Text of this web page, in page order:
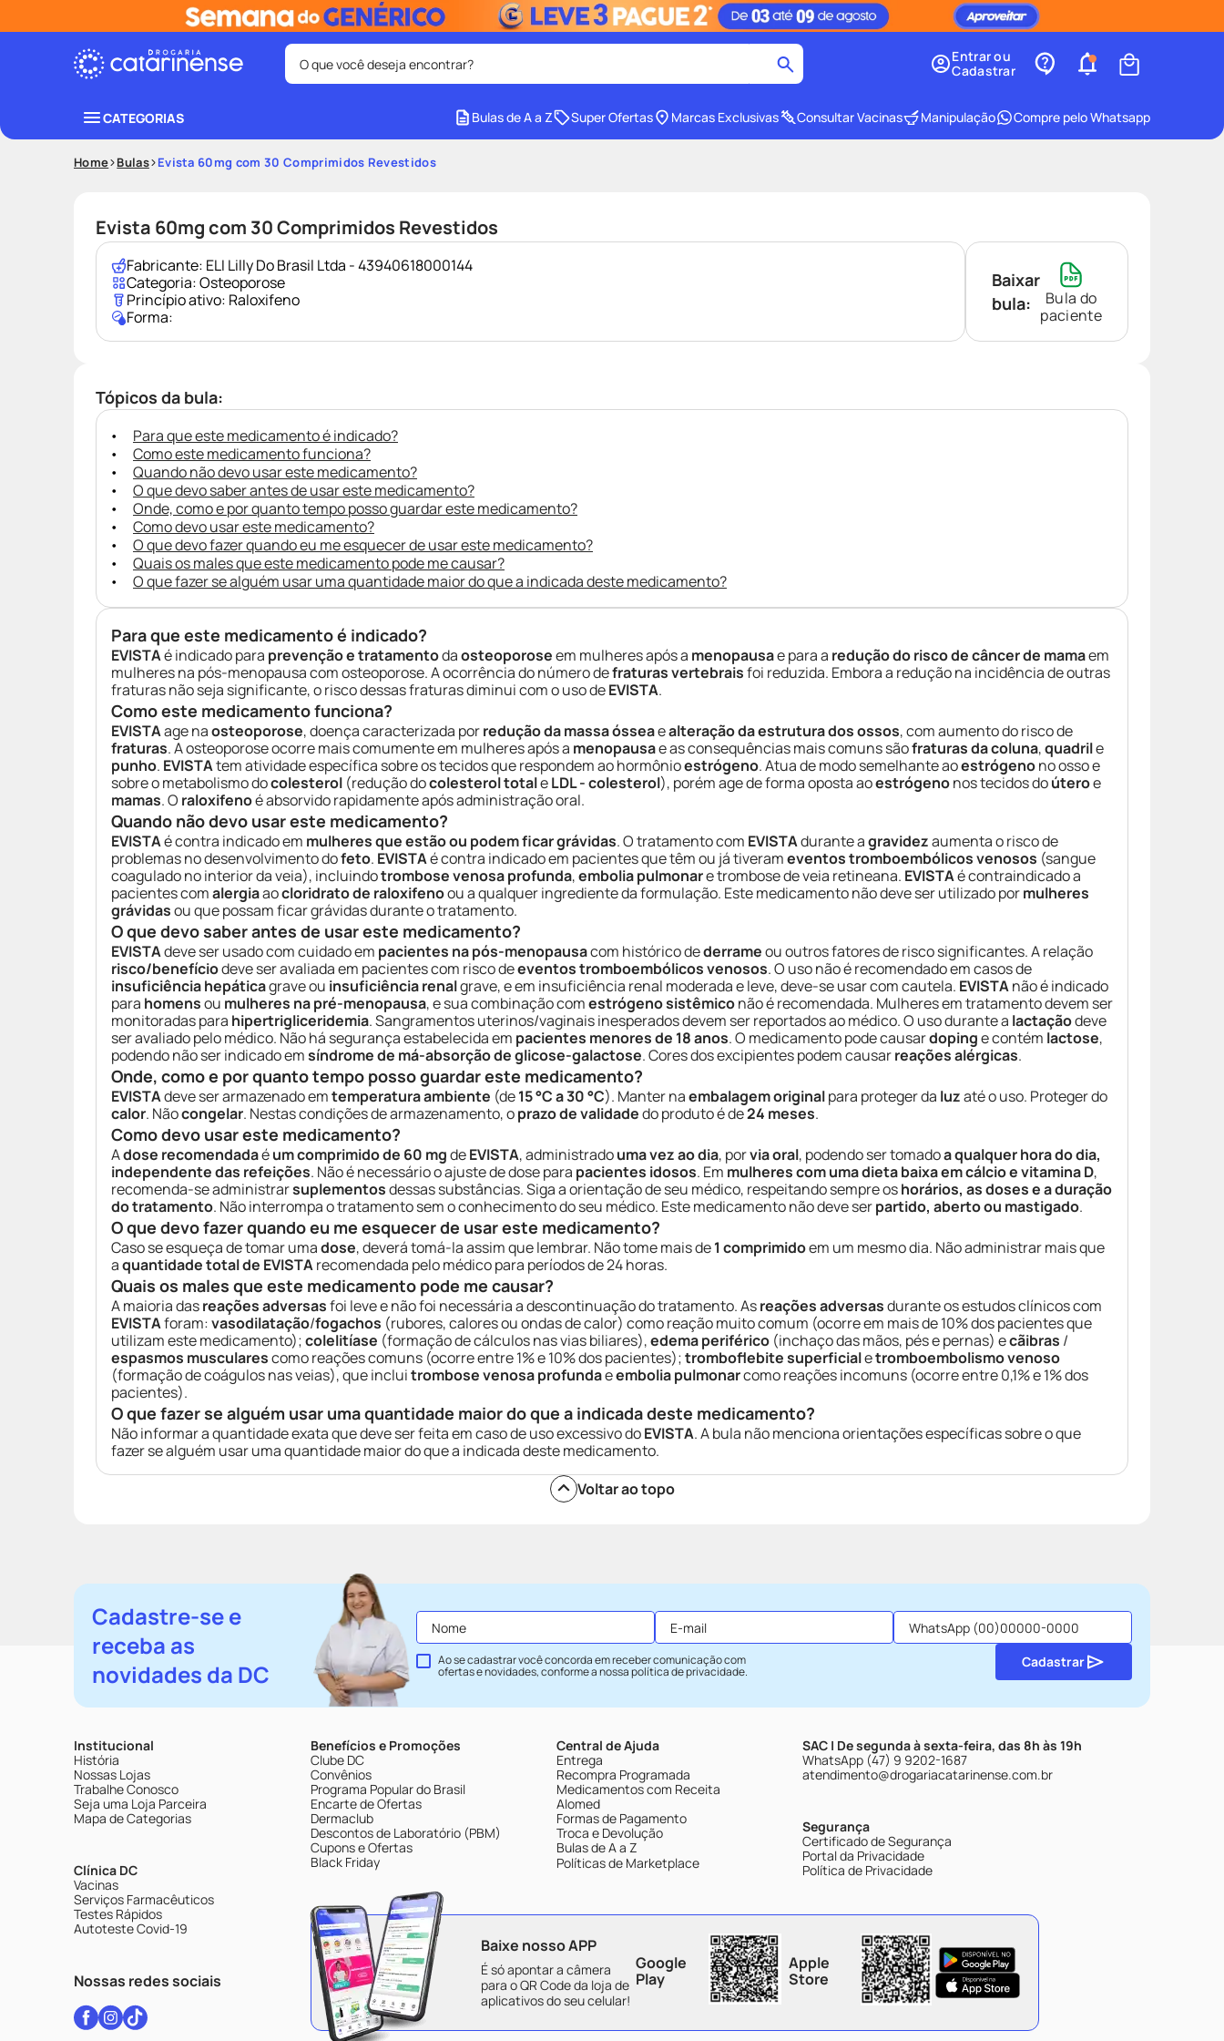
O que você deseja encontrar?
3º protetor solar facial
7º ozivy 8º protetor solar
Entrar ou
Cadastrar
CATEGORIAS Bulas de A a Z Super Ofertas Marcas Exclusivas Consultar Vacinas Manipulação Compre pelo Whatsapp
Home Bulas Evista 60mg com 30 Comprimidos Revestidos
Evista 60mg com 30 Comprimidos Revestidos
Fabricante: ELI Lilly Do Brasil Ltda - 43940618000144
Categoria:Osteoporose
Princípio ativo: Raloxifeno
Forma:
Baixar
bula:
Bula do
paciente
Tópicos da bula:
Para que este medicamento é indicado?
Como este medicamento funciona?
Quando não devo usar este medicamento?
O que devo saber antes de usar este medicamento?
Onde, como e por quanto tempo posso guardar este medicamento?
Como devo usar este medicamento?
O que devo fazer quando eu me esquecer de usar este medicamento?
Quais os males que este medicamento pode me causar?
O que fazer se alguém usar uma quantidade maior do que a indicada deste medicamento?
Para que este medicamento é indicado?
EVISTAé indicado para prevenção e tratamentodaosteoporoseem mulheres após a menopausae para a redução do risco de câncer de mamaem
mulheres na pós-menopausa com osteoporose. A ocorrência do número defraturas vertebraisfoi reduzida. Embora a redução na incidência de outras
fraturas não seja significante, o risco dessas fraturas diminui com o uso deEVISTA.
Como este medicamento funciona?
EVISTAage naosteoporose, doença caracterizada porredução da massa ósseaealteração da estrutura dos ossos, com aumento do risco de
fraturas. A osteoporose ocorre mais comumente em mulheres após a menopausae as consequências mais comuns sãofraturas da coluna,quadrile
punho. EVISTAtem atividade específica sobre os tecidos que respondem ao hormônioestrógeno. Atua de modo semelhante aoestrógenono osso e
sobre o metabolismo docolesterol (redução docolesterol totaleLDL - colesterol), porém age de forma oposta aoestrógenonos tecidos doúteroe
mamas. O raloxifenoé absorvido rapidamente após administração oral.
Quando não devo usar este medicamento?
EVISTAé contra indicado em mulheres que estão ou podem ficar grávidas. O tratamento com EVISTAdurante agravidezaumenta o risco de
problemas no desenvolvimento dofeto. EVISTAé contra indicado em pacientes que têm ou já tiverameventos tromboembólicos venosos (sangue
coagulado no interior da veia), incluindotrombose venosa profunda,embolia pulmonare trombose de veia retineana. EVISTAé contraindicado a
pacientes comalergiaaocloridrato de raloxifenoou a qualquer ingrediente da formulação. Este medicamento não deve ser utilizado pormulheres
grávidasou que possam ficar grávidas durante o tratamento.
O que devo saber antes de usar este medicamento?
EVISTAdeve ser usado com cuidado em pacientes na pós-menopausacom histórico dederrameou outros fatores de risco significantes. A relação
risco/benefíciodeve ser avaliada em pacientes com risco deeventos tromboembólicos venosos. O uso não é recomendado em casos de
insuficiência hepáticagrave ou insuficiência renalgrave, e em insuficiência renal moderada e leve, deve-se usar com cautela. EVISTAnão é indicado
para homensou mulheres na pré-menopausa, e sua combinação comestrógeno sistêmiconão é recomendada. Mulheres em tratamento devem ser
monitoradas para hipertrigliceridemia. Sangramentos uterinos/vaginais inesperados devem ser reportados ao médico. O uso durante a lactaçãodeve
ser avaliado pelo médico. Não há segurança estabelecida em pacientes menores de 18 anos. O medicamento pode causardopinge contém lactose,
podendo não ser indicado emsíndrome de má-absorção de glicose-galactose. Cores dos excipientes podem causarreações alérgicas.
Onde, como e por quanto tempo posso guardar este medicamento?
EVISTAdeve ser armazenado emtemperatura ambiente (de15 °C a 30 °C). Manter naembalagem originalpara proteger da luzaté o uso. Proteger do
calor. Nãocongelar. Nestas condições de armazenamento, oprazo de validadedo produto é de24 meses.
Como devo usar este medicamento?
Adose recomendadaéum comprimido de 60 mgdeEVISTA, administradouma vez ao dia, porvia oral, podendo ser tomadoa qualquer hora do dia,
independente das refeições. Não é necessário o ajuste de dose para pacientes idosos. Em mulheres com uma dieta baixa em cálcio e vitamina D,
recomenda-se administrarsuplementosdessas substâncias. Siga a orientação de seu médico, respeitando sempre oshorários, as doses e a duração
do tratamento. Não interrompa o tratamento sem o conhecimento do seu médico. Este medicamento não deve serpartido, aberto ou mastigado.
O que devo fazer quando eu me esquecer de usar este medicamento?
Caso se esqueça de tomar umadose, deverá tomá-la assim que lembrar. Não tome mais de1 comprimidoem um mesmo dia. Não administrar mais que
aquantidade total de EVISTArecomendada pelo médico para períodos de 24 horas.
Quais os males que este medicamento pode me causar?
A maioria dasreações adversasfoi leve e não foi necessária a descontinuação do tratamento. Asreações adversasdurante os estudos clínicos com
EVISTAforam:vasodilatação/fogachos (rubores, calores ou ondas de calor) como reação muito comum (ocorre em mais de 10% dos pacientes que
utilizam este medicamento);colelitíase (formação de cálculos nas vias biliares),edema periférico (inchaço das mãos, pés e pernas) ecãibras /
espasmos muscularescomo reações comuns (ocorre entre 1% e 10% dos pacientes);tromboflebite superficialetromboembolismo venoso
(formação de coágulos nas veias), que incluitrombose venosa profundaeembolia pulmonarcomo reações incomuns (ocorre entre 0,1% e 1% dos
pacientes).
O que fazer se alguém usar uma quantidade maior do que a indicada deste medicamento?
Não informar a quantidade exata que deve ser feita em caso de uso excessivo doEVISTA. A bula não menciona orientações específicas sobre o que
fazer se alguém usar uma quantidade maior do que a indicada deste medicamento.
Voltar ao topo
Cadastre-se e
receba as
novidades da DC
Ao se cadastrar você concorda em receber comunicação com
ofertas e novidades, conforme a nossapolítica de privacidade.
Cadastrar
Institucional
História
Nossas Lojas
Trabalhe Conosco
Seja uma Loja Parceira
Mapa de Categorias
Clínica DC
Vacinas
Serviços Farmacêuticos
Testes Rápidos
Autoteste Covid-19
Nossas redes sociais
Benefícios e Promoções
Clube DC
Convênios
Programa Popular do Brasil
Encarte de Ofertas
Dermaclub
Descontos de Laboratório (PBM)
Cupons e Ofertas
Black Friday
Central de Ajuda
Entrega
Recompra Programada
Medicamentos com Receita
Alomed
Formas de Pagamento
Troca e Devolução
Bulas de A a Z
Políticas de Marketplace
SAC | De segunda à sexta-feira, das 8h às 19h
WhatsApp (47) 9 9202-1687
atendimento@drogariacatarinense.com.br
Segurança
Certificado de Segurança
Portal da Privacidade
Política de Privacidade
Baixe nosso APP
É só apontar a câmera
para o QR Code da loja de
aplicativos do seu celular!
Google
Play
Apple
Store